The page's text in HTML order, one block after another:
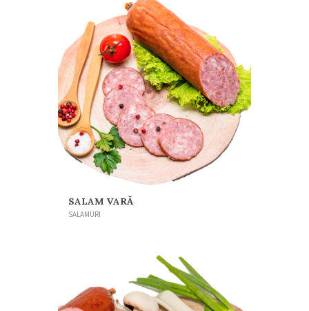
SALAM VARĂ
SALAMURI